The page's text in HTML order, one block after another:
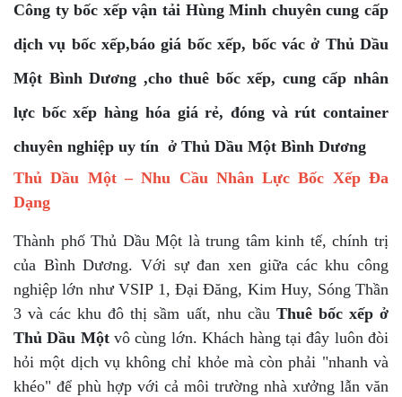
Công ty bốc xếp vận tải Hùng Minh chuyên cung cấp
dịch vụ bốc xếp,báo giá bốc xếp, bốc vác ở Thủ Dầu
Một Bình Dương ,cho thuê bốc xếp, cung cấp nhân
lực bốc xếp hàng hóa giá rẻ, đóng và rút container
chuyên nghiệp uy tín ở Thủ Dầu Một Bình Dương
Thủ Dầu Một – Nhu Cầu Nhân Lực Bốc Xếp Đa
Dạng
Thành phố Thủ Dầu Một là trung tâm kinh tế, chính trị
của Bình Dương. Với sự đan xen giữa các khu công
nghiệp lớn như VSIP 1, Đại Đăng, Kim Huy, Sóng Thần
3 và các khu đô thị sầm uất, nhu cầu Thuê bốc xếp ở
Thủ Dầu Mộtvô cùng lớn. Khách hàng tại đây luôn đòi
hỏi một dịch vụ không chỉ khỏe mà còn phải "nhanh và
khéo" để phù hợp với cả môi trường nhà xưởng lẫn văn